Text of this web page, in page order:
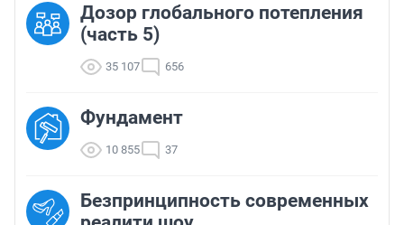
Дозор глобального потепления
(часть 5)
35 107 656
Фундамент
10 855 37
Безпринципность современных